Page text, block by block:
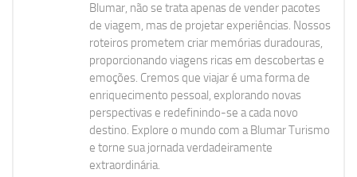
Blumar, não se trata apenas de vender pacotes
de viagem, mas de projetar experiências. Nossos
roteiros prometem criar memórias duradouras,
proporcionando viagens ricas em descobertas e
emoções. Cremos que viajar é uma forma de
enriquecimento pessoal, explorando novas
perspectivas e redefinindo-se a cada novo
destino. Explore o mundo com a Blumar Turismo
e torne sua jornada verdadeiramente
extraordinária.